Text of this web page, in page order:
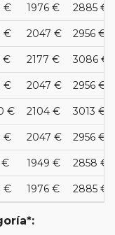
€ 1976 € 2885 €
€ 2047 € 2956 €
€ 2177 € 3086 €
€ 2047 € 2956 €
€ 2104 € 3013 €
€ 2047 € 2956 €
€ 1949 € 2858 €
€ 1976 € 2885 €